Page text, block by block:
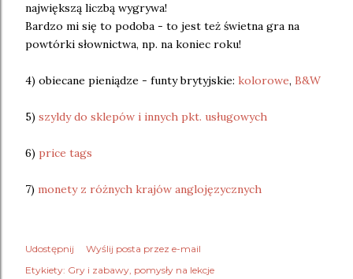
największą liczbą wygrywa!
Bardzo mi się to podoba - to jest też świetna gra na
powtórki słownictwa, np. na koniec roku!
4) obiecane pieniądze - funty brytyjskie: kolorowe, B&W
5) szyldy do sklepów i innych pkt. usługowych
6) price tags
7) monety z różnych krajów anglojęzycznych
Udostępnij
Wyślij posta przez e-mail
Etykiety: Gry i zabawy pomysły na lekcje